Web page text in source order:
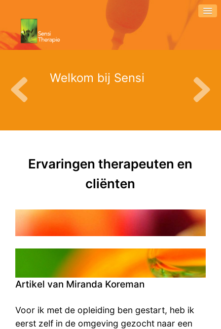
Welkom bij Sensi
Ervaringen therapeuten en
cliënten
Artikel van Miranda Koreman
Voor ik met de opleiding ben gestart, heb ik
eerst zelf in de omgeving gezocht naar een